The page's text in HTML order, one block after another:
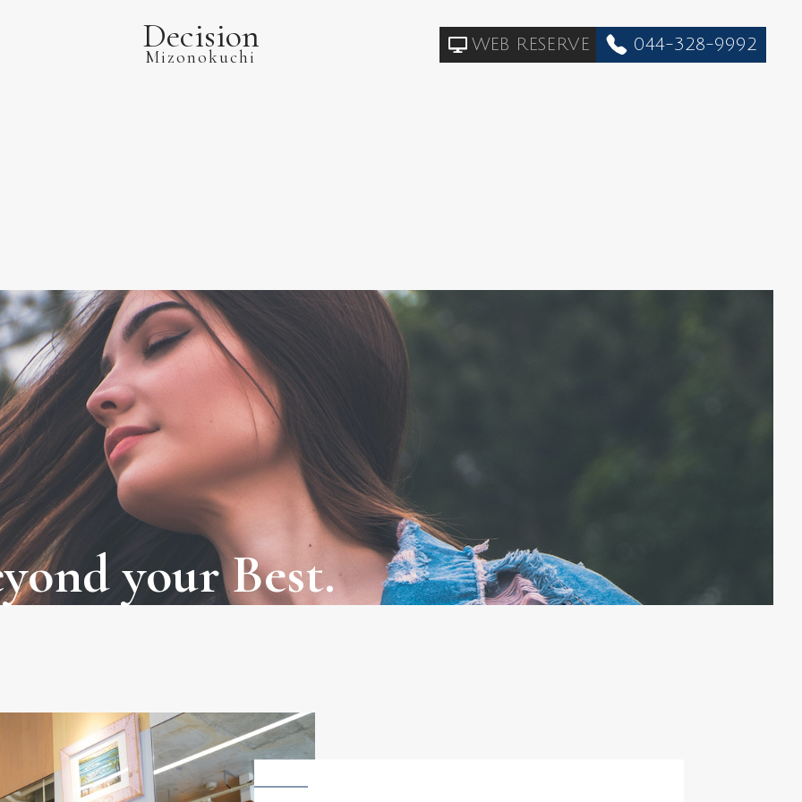
Decision
Mizonokuchi
WEB RESERVE 044-328-9992
your Best.